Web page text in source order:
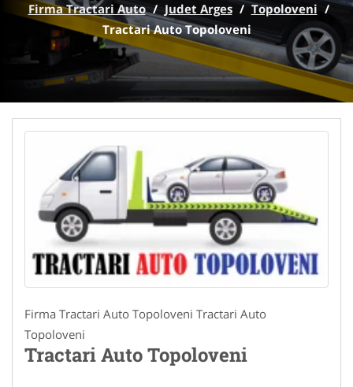
Firma Tractari Auto / Judet Arges / Topoloveni /
Tractari Auto Topoloveni
Firma Tractari Auto Topoloveni Tractari Auto
Topoloveni
Tractari Auto Topoloveni